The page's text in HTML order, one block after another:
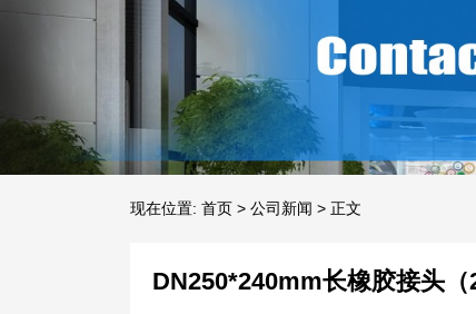
现在位置: 首页 > 公司新闻 > 正文
DN250*240mm长橡胶接头（